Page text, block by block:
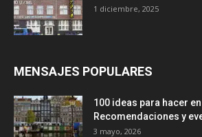
1 diciembre, 2025
MENSAJES POPULARES
100 ideas para hacer
Recomendaciones y
3 mayo, 2026